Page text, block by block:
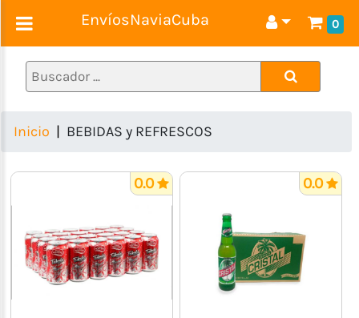
EnvíosNaviaCuba 0
COMBOS
CÁRNICOS
LÁCTEOS
ASEO
y
LIMPIEZA
Inicio BEBIDAS y REFRESCOS
0.0 0.0